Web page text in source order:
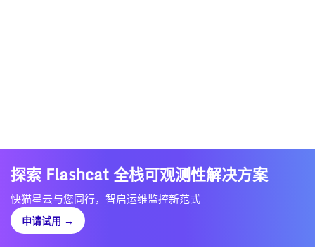
探索 Flashcat 全栈可观测性解决方案
快猫星云与您同行，智启运维监控新范式
申请试用 →